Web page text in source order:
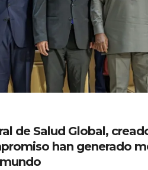
de Salud Global,
han generado